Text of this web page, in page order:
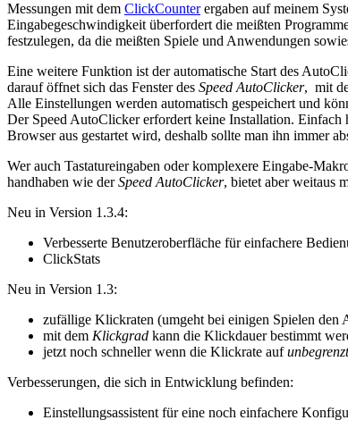
Messungen mit dem ClickCounterergaben auf meinem
Eingabegeschwindigkeit überfordert die meißten
festzulegen, da die meißten Spiele und Anwendungen
Eine weitere Funktion ist der automatische Start des
darauf öffnet sich das Fenster des Speed AutoClicker, mit
Alle Einstellungen werden automatisch gespeichert und
Der Speed AutoClicker erfordert keine Installation. Einfach
Browser aus gestartet wird, deshalb sollte man ihn immer
Wer auch Tastatureingaben oder komplexere Eingabe-
handhaben wie derSpeed AutoClicker, bietet aber weitaus
Neu in Version 1.3.4:
Verbesserte Benutzeroberfläche für einfachere
ClickStats
Neu in Version 1.3:
zufällige Klickraten (umgeht bei einigen Spielen den
mit dem Klickgrad kann die Klickdauer bestimmt
jetzt noch schneller wenn die Klickrate aufunbegrenzt
Verbesserungen, die sich in Entwicklung befinden:
Einstellungsassistent für eine noch einfachere